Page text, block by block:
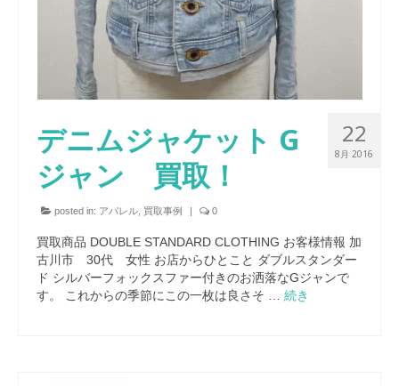
22
8月 2016
デニムジャケット G
ジャン 買取！
posted in: アパレル 買取事例 | 0
買取商品 DOUBLE STANDARD CLOTHING お客様情報 加
古川市 30代 女性 お店からひとこと ダブルスタンダー
ド シルバーフォックスファー付きのお洒落なGジャンで
す。 これからの季節にこの一枚は良さそ … 続き